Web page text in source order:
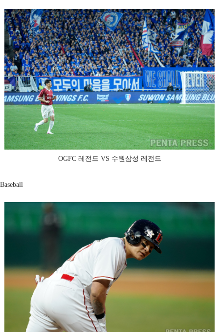
OGFC 레전드 VS 수원삼성 레전드
Baseball